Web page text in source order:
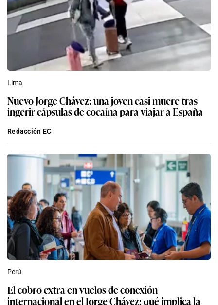
Lima
Nuevo Jorge Chávez: una joven casi muere tras
ingerir cápsulas de cocaína para viajar a España
Redacción EC
Perú
El cobro extra en vuelos de conexión
internacional en el Jorge Chávez: qué implica la
nueva tarifa de LAP y por qué genera
controversia
Fiorella Gil Mena